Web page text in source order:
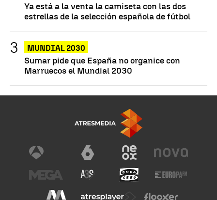
Ya está a la venta la camiseta con las dos
estrellas de la selección española de fútbol
MUNDIAL 2030
Sumar pide que España no organice con
Marruecos el Mundial 2030